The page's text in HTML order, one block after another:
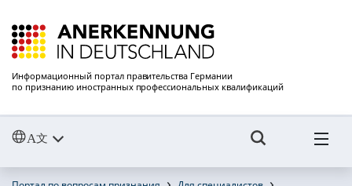
Информационный портал правительства Германии
по признанию иностранных профессиональных квалификаций